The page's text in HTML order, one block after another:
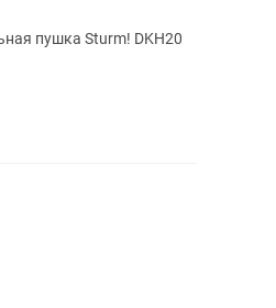
пушка Sturm! DKH20